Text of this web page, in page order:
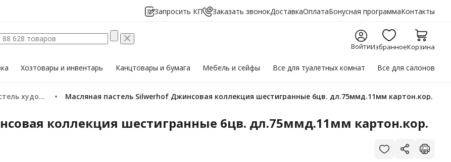
Запросить КП Заказать звонокДоставкаОплатаБонусная программаКонтакты
ВойтиИзбранноеКорзина
Хозтоварыи инвентарь Канцтовары и бумага Мебельи сейфы Все для туалетных комнат Все для салонов
художественная Масляная пастель Silwerhof Джинсовая коллекция шестигранные 6цв. дл.75ммд.11мм картон.кор.
коллекция шестигранные 6цв. дл.75ммд.11мм картон.кор.